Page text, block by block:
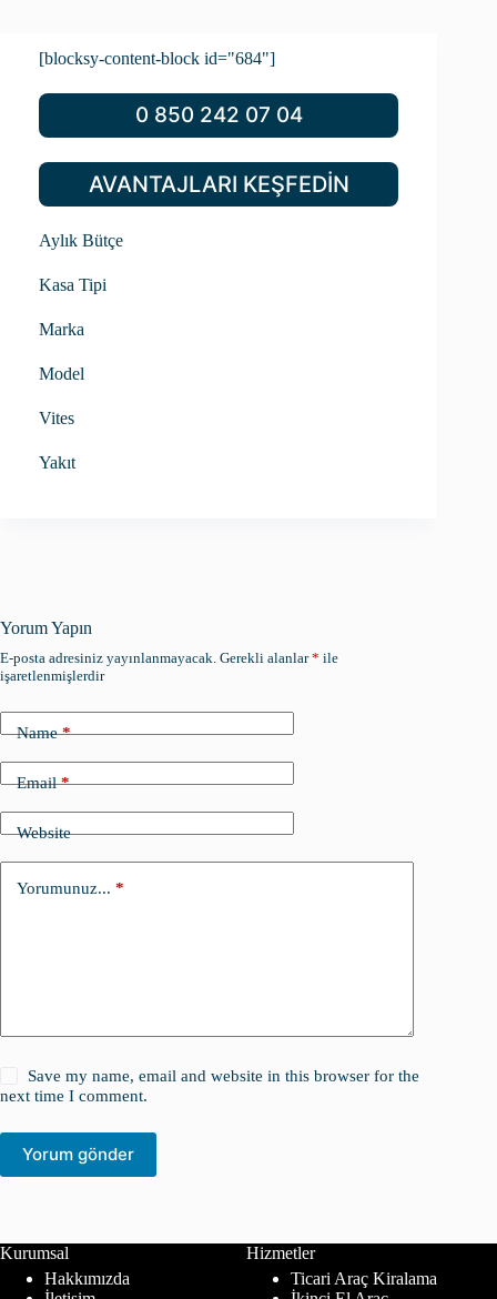
[blocksy-content-block id="684"]
0 850 242 07 04
AVANTAJLARI KEŞFEDİN
Aylık Bütçe
Kasa Tipi
Marka
Model
Vites
Yakıt
Yorum Yapın
E-posta adresiniz yayınlanmayacak. Gerekli alanlar* ile
işaretlenmişlerdir
Name*
Email*
Website
Yorumunuz... *
Save my name, email and website in this browser for the
next time I comment.
Yorum gönder
Kurumsal
Hakkımızda
Hizmetler
Ticari Araç Kiralama